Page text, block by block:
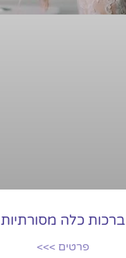
ברכות כלה מסורתיות
פרטים >>>